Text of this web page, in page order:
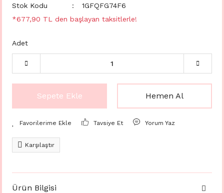
Stok Kodu
1GFQFG74F6
*677,90 TL den başlayan taksitlerle!
Adet
Sepete Ekle Hemen Al
Tavsiye Et Yorum Yaz
Karşılaştır
Ürün Bilgisi